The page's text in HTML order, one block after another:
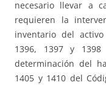
necesario llevar a
requieren la
inventario del
1396, 1397 y
determinación del
1405 y 1410 del